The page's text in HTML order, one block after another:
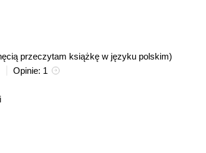
przeczytam książkę w języku polskim)
Opinie: 1